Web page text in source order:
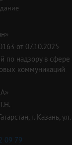
от 07.10.2025
по надзору в сфере
коммуникаций
г. Казань, ул.
09 79